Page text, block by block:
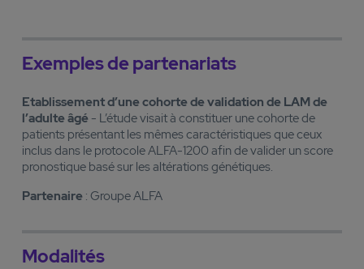
Exemples de partenariats
Etablissement d’une cohorte de validation de LAM de
l’adulte âgé - L’étude visait à constituer une cohorte de
patients présentant les mêmes caractéristiques que ceux
inclus dans le protocole ALFA-1200 afin de valider un score
pronostique basé sur les altérations génétiques.
Partenaire : Groupe ALFA
Modalités